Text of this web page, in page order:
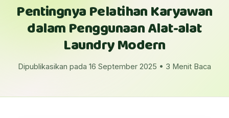
Pentingnya Pelatihan Karyawan
dalam Penggunaan Alat-alat
Laundry Modern
Dipublikasikan pada 16 September 2025 • 3 Menit Baca